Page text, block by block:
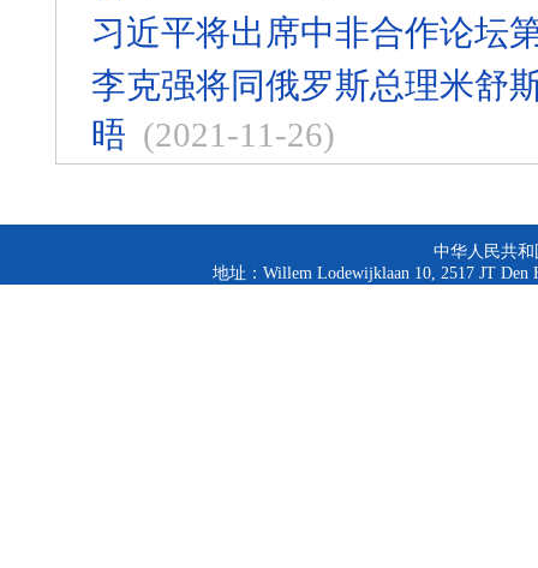
习近平将出席中非合作论坛
李克强将同俄罗斯总理米舒
晤 (2021-11-26)
中华人民共
地址：Willem Lodewijklaan 10, 2517 JT Den